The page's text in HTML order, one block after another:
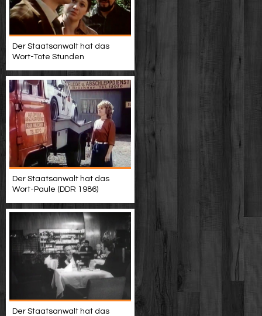
Der Staatsanwalt hat das
Wort-Tote Stunden
Der Staatsanwalt hat das
Wort-Paule (DDR 1986)
Der Staatsanwalt hat das